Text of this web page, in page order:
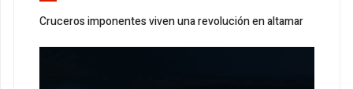
Cruceros imponentes viven una revolución en altamar